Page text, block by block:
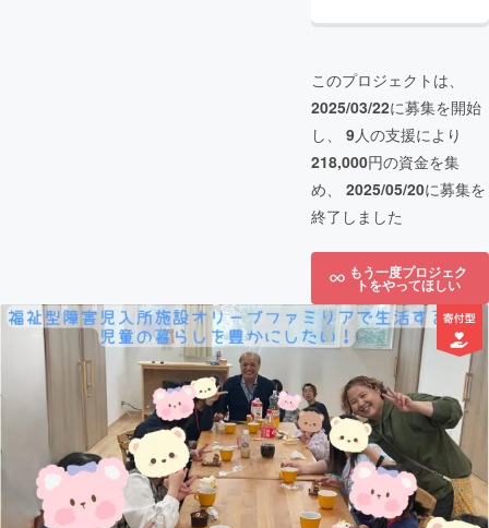
このプロジェクトは、
2025/03/22に募集を開始
し、 9人の支援により
218,000円の資金を集
め、 2025/05/20に募集を
終了しました
もう一度プロジェク
トをやってほしい